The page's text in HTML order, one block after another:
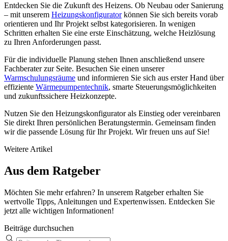
Entdecken Sie die Zukunft des Heizens. Ob Neubau oder Sanierung
– mit unserem Heizungskonfiguratorkönnen Sie sich bereits vorab
orientieren und Ihr Projekt selbst kategorisieren. In wenigen
Schritten erhalten Sie eine erste Einschätzung, welche Heizlösung
zu Ihren Anforderungen passt.
Für die individuelle Planung stehen Ihnen anschließend unsere
Fachberater zur Seite. Besuchen Sie einen unserer
Warmschulungsräume und informieren Sie sich aus erster Hand über
effiziente Wärmepumpentechnik, smarte Steuerungsmöglichkeiten
und zukunftssichere Heizkonzepte.
Nutzen Sie den Heizungskonfigurator als Einstieg oder vereinbaren
Sie direkt Ihren persönlichen Beratungstermin. Gemeinsam finden
wir die passende Lösung für Ihr Projekt. Wir freuen uns auf Sie!
Weitere Artikel
Aus dem Ratgeber
Möchten Sie mehr erfahren? In unserem Ratgeber erhalten Sie
wertvolle Tipps, Anleitungen und Expertenwissen. Entdecken Sie
jetzt alle wichtigen Informationen!
Beiträge durchsuchen